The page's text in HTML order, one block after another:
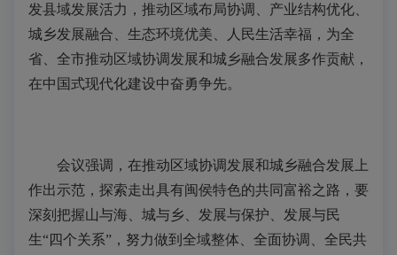
发县域发展活力，推动区域布局协调、产业结构优化、
城乡发展融合、生态环境优美、人民生活幸福，为全
省、全市推动区域协调发展和城乡融合发展多作贡献，
在中国式现代化建设中奋勇争先。
会议强调，在推动区域协调发展和城乡融合发展上
作出示范，探索走出具有闽侯特色的共同富裕之路，要
深刻把握山与海、城与乡、发展与保护、发展与民
生“四个关系”，努力做到全域整体、全面协调、全民共